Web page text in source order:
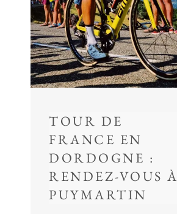
TOUR DE
FRANCE EN
DORDOGNE :
RENDEZ-VOUS À
PUYMARTIN